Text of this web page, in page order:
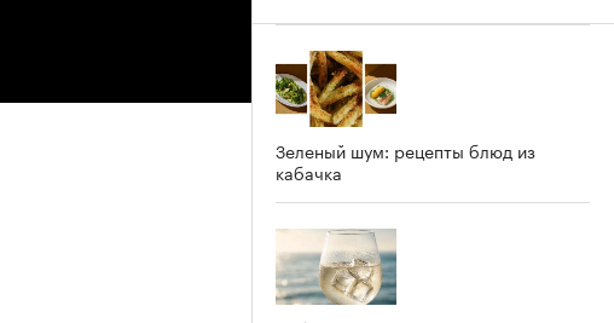
Зеленый шум: рецепты блюд из
кабачка